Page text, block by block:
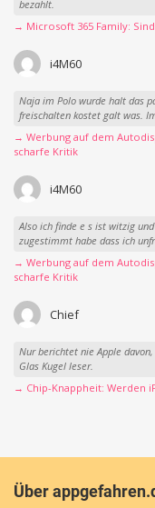
bezahlt.
→ Microsoft 365 Family:
i4M60
Naja im Polo wurde halt das
freischalten kostet galt was.
→ Werbung auf dem
scharfe Kritik
i4M60
Also ich finde e s ist witzig
zugestimmt habe dass ich
→ Werbung auf dem
scharfe Kritik
Chief
Nur berichtet nie Apple
Glas Kugel leser.
→ Chip-Knappheit: Werden
Über